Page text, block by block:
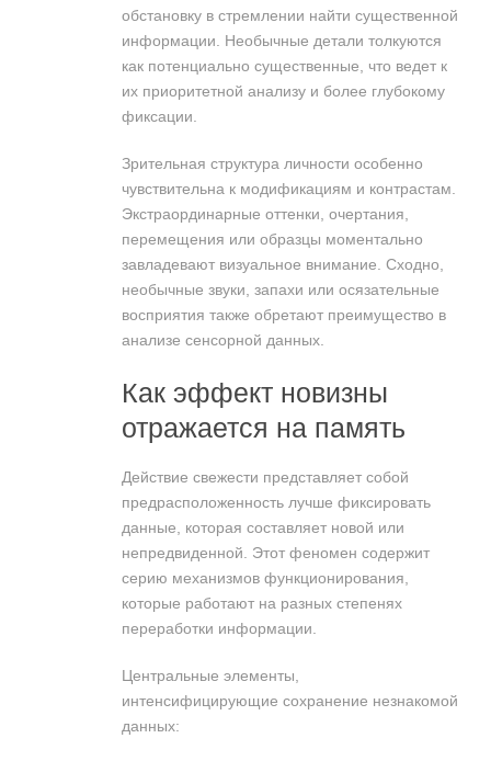
обстановку в стремлении найти существенной
информации. Необычные детали толкуются
как потенциально существенные, что ведет к
их приоритетной анализу и более глубокому
фиксации.
Зрительная структура личности особенно
чувствительна к модификациям и контрастам.
Экстраординарные оттенки, очертания,
перемещения или образцы моментально
завладевают визуальное внимание. Сходно,
необычные звуки, запахи или осязательные
восприятия также обретают преимущество в
анализе сенсорной данных.
Как эффект новизны
отражается на память
Действие свежести представляет собой
предрасположенность лучше фиксировать
данные, которая составляет новой или
непредвиденной. Этот феномен содержит
серию механизмов функционирования,
которые работают на разных степенях
переработки информации.
Центральные элементы,
интенсифицирующие сохранение незнакомой
данных: